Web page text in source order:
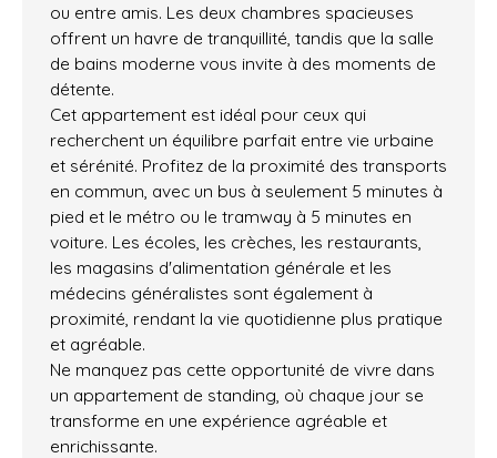
ou entre amis. Les deux chambres spacieuses
offrent un havre de tranquillité, tandis que la salle
de bains moderne vous invite à des moments de
détente.
Cet appartement est idéal pour ceux qui
recherchent un équilibre parfait entre vie urbaine
et sérénité. Profitez de la proximité des transports
en commun, avec un bus à seulement 5 minutes à
pied et le métro ou le tramway à 5 minutes en
voiture. Les écoles, les crèches, les restaurants,
les magasins d'alimentation générale et les
médecins généralistes sont également à
proximité, rendant la vie quotidienne plus pratique
et agréable.
Ne manquez pas cette opportunité de vivre dans
un appartement de standing, où chaque jour se
transforme en une expérience agréable et
enrichissante.